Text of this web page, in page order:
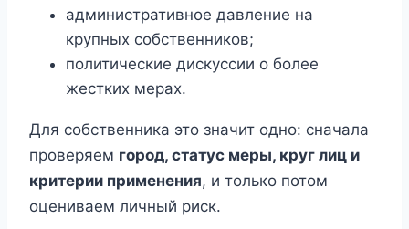
административное давление на
крупных собственников;
политические дискуссии о более
жестких мерах.
Для собственника это значит одно: сначала
проверяем город, статус меры, круг лиц и
критерии применения, и только потом
оцениваем личный риск.